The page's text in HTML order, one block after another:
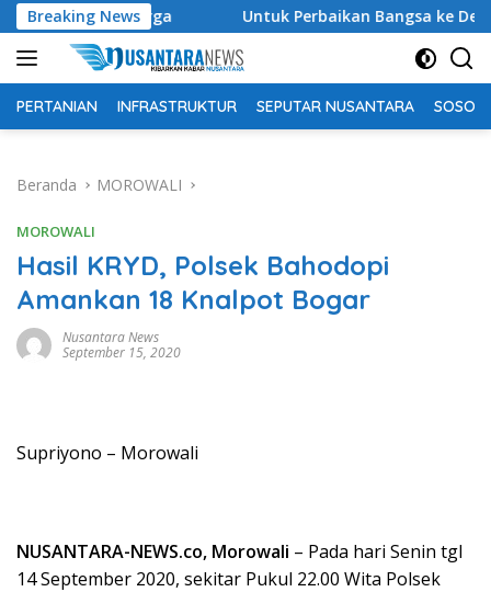
Langsung
ke
konten
Breaking NewsUntuk Perbaikan Bangsa ke Depan, Ketum DPP
PERTANIAN INFRASTRUKTUR SEPUTAR NUSANTARA SOSOK
Beranda MOROWALI
MOROWALI
Hasil KRYD, Polsek Bahodopi
Amankan 18 Knalpot Bogar
Nusantara News
September 15, 2020
Supriyono – Morowali
NUSANTARA-NEWS.co, Morowali – Pada hari Senin tgl
14 September 2020, sekitar Pukul 22.00 Wita Polsek